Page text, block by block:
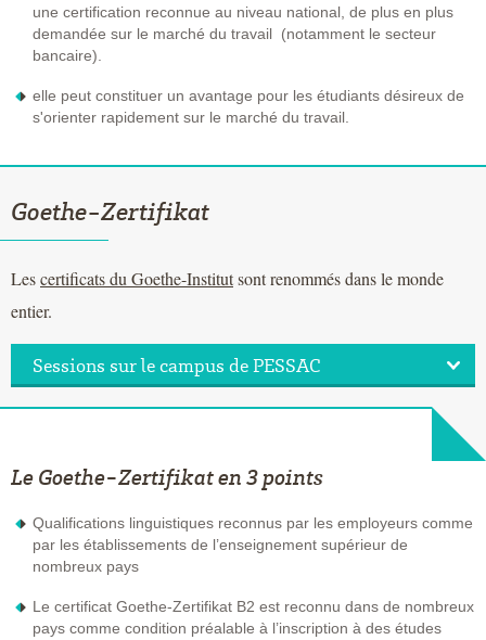
une certification reconnue au niveau national, de plus en plus
demandée sur le marché du travail (notamment le secteur
bancaire).
elle peut constituer un avantage pour les étudiants désireux de
s'orienter rapidement sur le marché du travail.
Goethe-Zertifikat
Lescertificats du Goethe-Institutsont renommés dans le monde
entier.
Sessions sur le campus de PESSAC
Le Goethe-Zertifikat en 3 points
Qualifications linguistiques reconnus par les employeurs comme
par les établissements de l’enseignement supérieur de
nombreux pays
Le certificat Goethe-Zertifikat B2 est reconnu dans de nombreux
pays comme condition préalable à l’inscription à des études